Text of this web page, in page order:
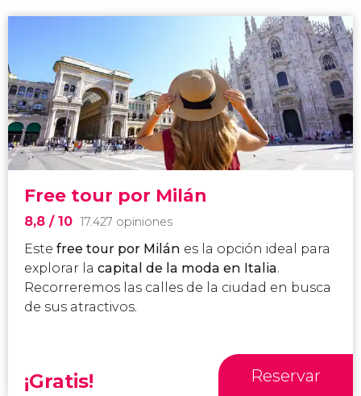
Free tour por Milán
8,8 / 10 17.427 opiniones
Este free tour por Milán es la opción ideal para
explorar la capital de la moda en Italia.
Recorreremos las calles de la ciudad en busca
de sus atractivos.
¡Gratis! Reservar